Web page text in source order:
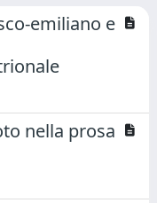
emiliano e
nella prosa